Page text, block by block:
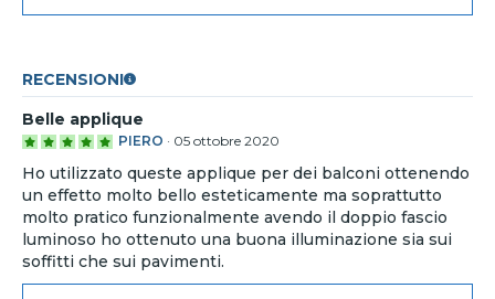
RECENSIONI
Belle applique
PIERO · 05 ottobre 2020
Ho utilizzato queste applique per dei balconi ottenendo
un effetto molto bello esteticamente ma soprattutto
molto pratico funzionalmente avendo il doppio fascio
luminoso ho ottenuto una buona illuminazione sia sui
soffitti che sui pavimenti.